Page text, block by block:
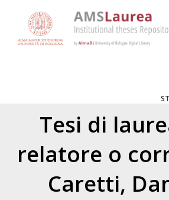
Tesi di
relatore o
Caretti,